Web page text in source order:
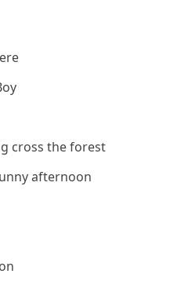
cross the forest
afternoon